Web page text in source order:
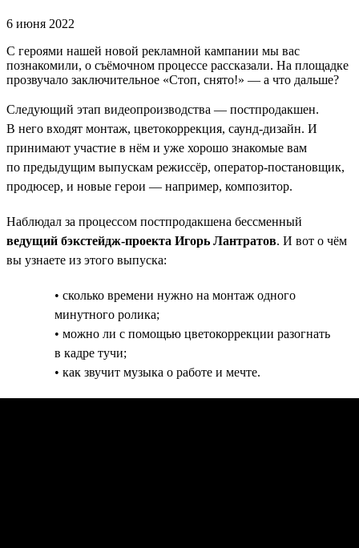
6 июня 2022
С героями нашей новой рекламной кампании мы вас
познакомили, о съёмочном процессе рассказали. На площадке
прозвучало заключительное «Стоп, снято!» — а что дальше?
Следующий этап видеопроизводства — постпродакшен.
В него входят монтаж, цветокоррекция, саунд-дизайн. И
принимают участие в нём и уже хорошо знакомые вам
по предыдущим выпускам режиссёр, оператор-постановщик,
продюсер, и новые герои — например, композитор.
Наблюдал за процессом постпродакшена бессменный
ведущий бэкстейдж-проекта Игорь Лантратов. И вот о чём
вы узнаете из этого выпуска:
• сколько времени нужно на монтаж одного
минутного ролика;
• можно ли с помощью цветокоррекции разогнать
в кадре тучи;
• как звучит музыка о работе и мечте.